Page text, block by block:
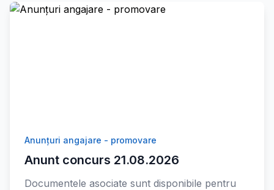
Anunțuri angajare - promovare
Anunt concurs 21.08.2026
Documentele asociate sunt disponibile pentru